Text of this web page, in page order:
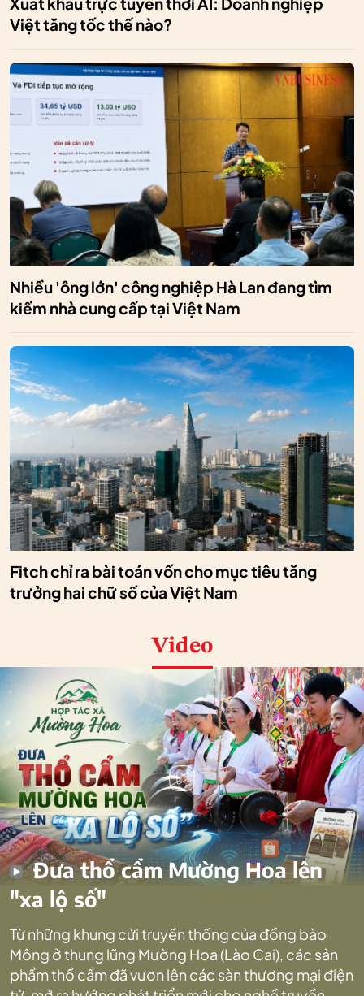
Xuất khẩu trực tuyến thời AI: Doanh nghiệp
Việt tăng tốc thế nào?
Nhiều 'ông lớn' công nghiệp Hà Lan đang tìm
kiếm nhà cung cấp tại Việt Nam
Fitch chỉ ra bài toán vốn cho mục tiêu tăng
trưởng hai chữ số của Việt Nam
Video
Đưa thổ cẩm Mường Hoa lên
"xa lộ số"
Từ những khung cửi truyền thống của đồng bào
Mông ở thung lũng Mường Hoa (Lào Cai), các sản
phẩm thổ cẩm đã vươn lên các sàn thương mại điện